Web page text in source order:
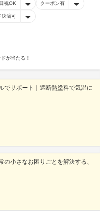
日祝OK クーポン有
決済可
が当たる！
でサポート｜遮断熱塗料で気温に
小さなお困りごとを解決する、